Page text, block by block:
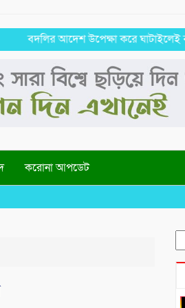
বদলির আদেশ উপেক্ষা করে ঘাটাইলেই বহাল
করোনা আপডেট